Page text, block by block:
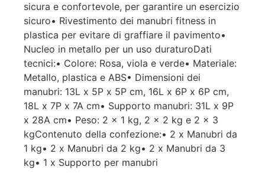
sicura e confortevole, per garantire un esercizio
sicuro• Rivestimento dei manubri fitness in
plastica per evitare di graffiare il pavimento•
Nucleo in metallo per un uso duraturoDati
tecnici:• Colore: Rosa, viola e verde• Materiale:
Metallo, plastica e ABS• Dimensioni dei
manubri: 13L x 5P x 5P cm, 16L x 6P x 6P cm,
18L x 7P x 7A cm• Supporto manubri: 31L x 9P
x 28A cm• Peso: 2 x 1 kg, 2 x 2 kg e 2 x 3
kgContenuto della confezione:• 2 x Manubri da
1 kg• 2 x Manubri da 2 kg• 2 x Manubri da 3
kg• 1 x Supporto per manubri